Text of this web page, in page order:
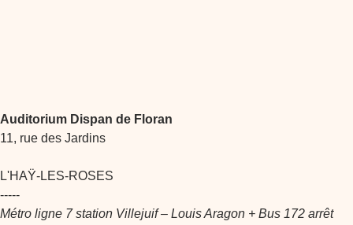
Auditorium Dispan de Floran
11, rue des Jardins
L'HAŸ-LES-ROSES
-----
Métro ligne 7 station Villejuif – Louis Aragon + Bus 172 arrêt